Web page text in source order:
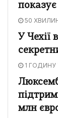
показує
50
У Чехії
1
млн